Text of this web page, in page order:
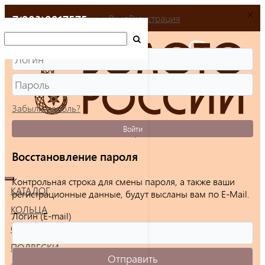
+7(903)9917575
КАТАЛОГ
КОЛЬЦА
СЕРЬГИ
ПОДВЕСКИ
ВходРегистрация
Забыли пароль?
Войти
Восстановление пароля
Контрольная строка для смены пароля, а также ваши
регистрационные данные, будут высланы вам по E-Mail.
Логин (E-mail)